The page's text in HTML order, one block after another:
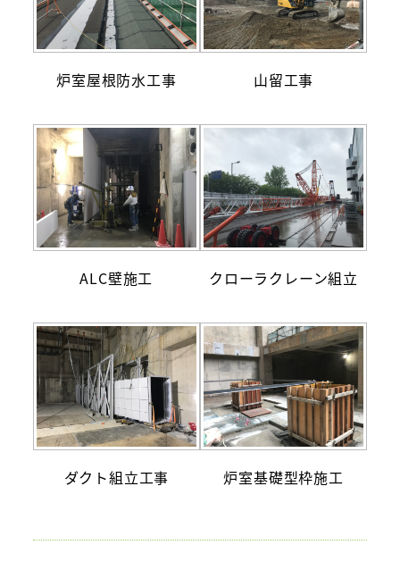
炉室屋根防水工事 山留工事
ALC壁施工 クローラクレーン組立
ダクト組立工事 炉室基礎型枠施工